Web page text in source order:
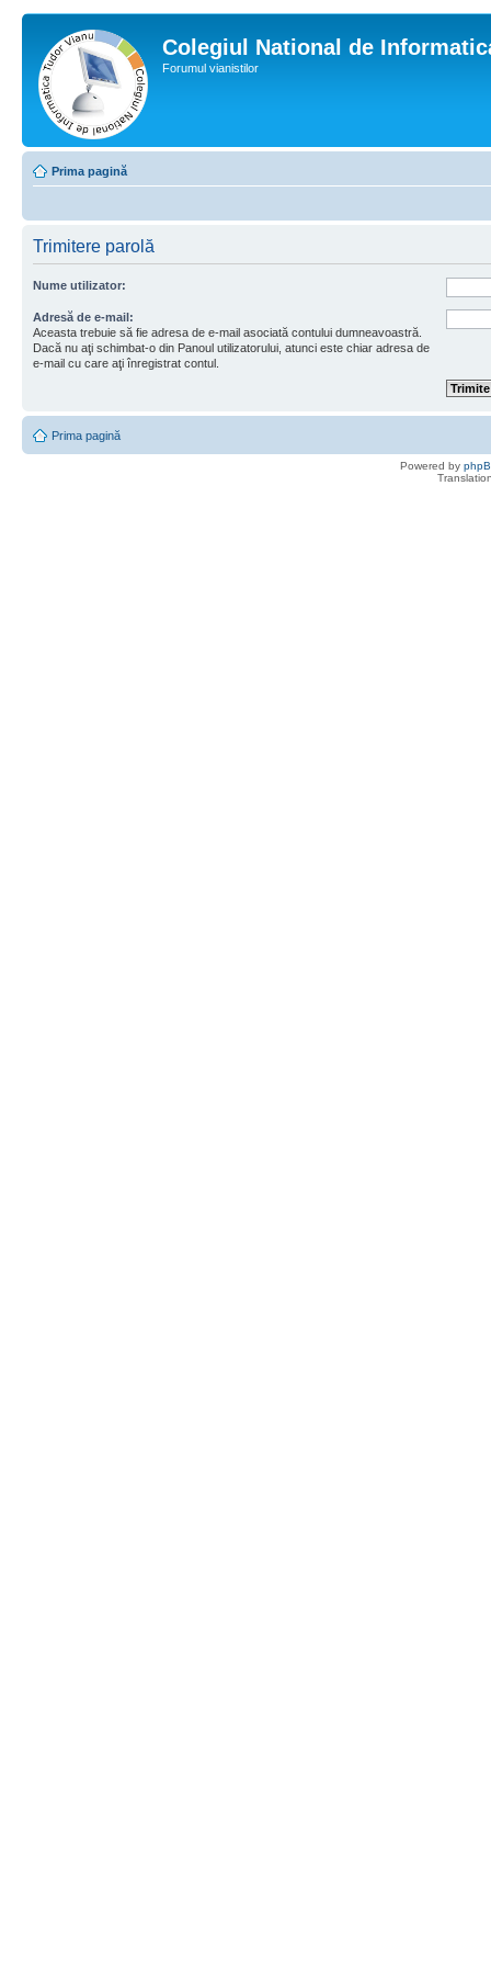
Colegiul National de
Forumul vianistilor
Prima pagină
Trimitere parolă
Nume utilizator:
Adresă de e-mail:
Aceasta trebuie să fie adresa de e-mail asociată contului dumneavoastră.
Dacă nu aţi schimbat-o din Panoul utilizatorului, atunci este chiar adresa de
e-mail cu care aţi înregistrat contul.
Prima pagină
Powered by